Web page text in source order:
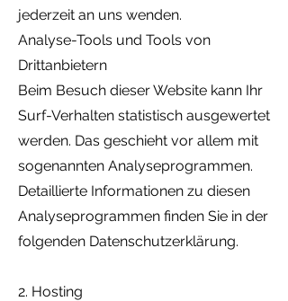
jederzeit an uns wenden.
Analyse-Tools und Tools von
Drittanbietern
Beim Besuch dieser Website kann Ihr
Surf-Verhalten statistisch ausgewertet
werden. Das geschieht vor allem mit
sogenannten Analyseprogrammen.
Detaillierte Informationen zu diesen
Analyseprogrammen finden Sie in der
folgenden Datenschutzerklärung.
2. Hosting